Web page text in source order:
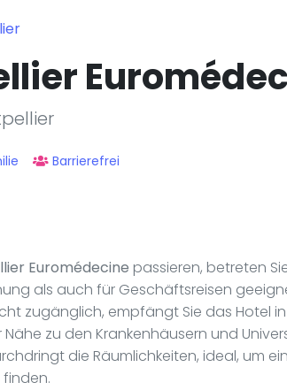
Barrierefrei
Euromédecine passieren, betreten
als auch für Geschäftsreisen
zugänglich, empfängt Sie das Hotel
zu den Krankenhäusern und
die Räumlichkeiten, ideal, um